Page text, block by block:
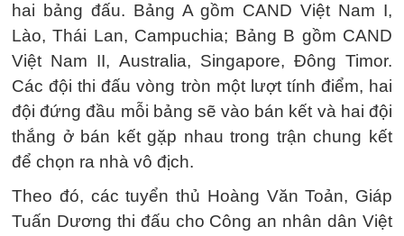
hai bảng đấu. Bảng A gồm CAND Việt Nam I,
Lào, Thái Lan, Campuchia; Bảng B gồm CAND
Việt Nam II, Australia, Singapore, Đông Timor.
Các đội thi đấu vòng tròn một lượt tính điểm, hai
đội đứng đầu mỗi bảng sẽ vào bán kết và hai đội
thắng ở bán kết gặp nhau trong trận chung kết
để chọn ra nhà vô địch.
Theo đó, các tuyển thủ Hoàng Văn Toản, Giáp
Tuấn Dương thi đấu cho Công an nhân dân Việt